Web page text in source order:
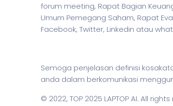
forum meeting, Rapat Bagian
Umum Pemegang Saham, Rapat
Facebook, Twitter, Linkedin atau
Semoga penjelasan definisi
anda dalam berkomunikasi
© 2022, TOP 2025 LAPTOP AI. All